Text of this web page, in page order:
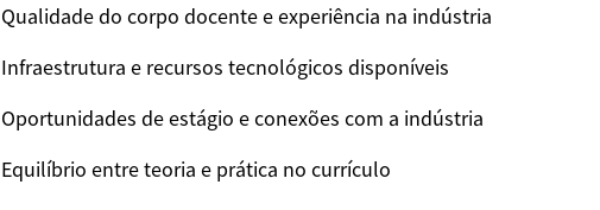
Qualidade do corpo docente e experiência na indústria
Infraestrutura e recursos tecnológicos disponíveis
Oportunidades de estágio e conexões com a indústria
Equilíbrio entre teoria e prática no currículo